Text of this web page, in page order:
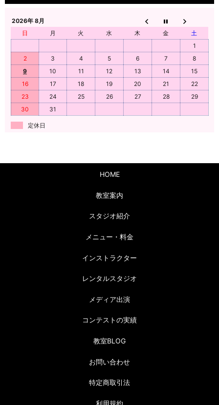
2026年 8月
日
月 火 水 木 金
土
1
2
3 4 5 6 7
8
9
10 11 12 13 14
15
16
17 18 19 20 21
22
23
24 25 26 27 28
29
30
31
定休日
HOME
教室案内
スタジオ紹介
メニュー・料金
インストラクター
レンタルスタジオ
メディア出演
コンテストの実績
教室BLOG
お問い合わせ
特定商取引法
利用規約